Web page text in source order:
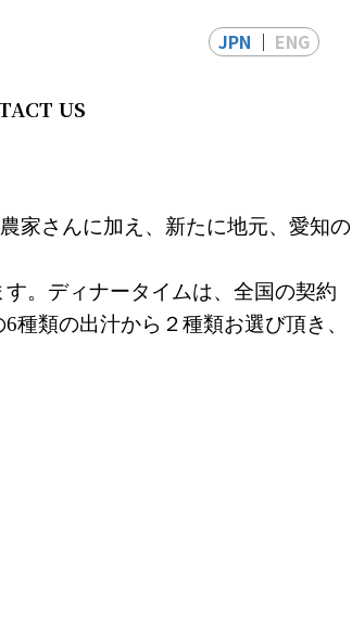
US
JPN ENG
家さんに加え、新たに地元、 愛知の
す。 ディナータイムは、 全国の契約
6種類の出汁から２種類お選び頂き、